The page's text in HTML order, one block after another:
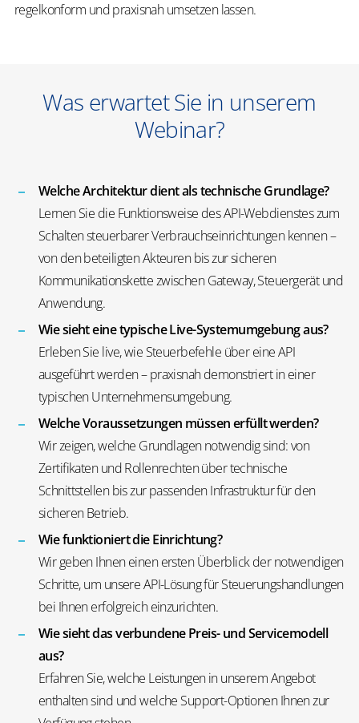
regelkonform und praxisnah umsetzen lassen.
Was erwartet Sie in unserem
Webinar?
Welche Architektur dient als technische Grundlage?
Lernen Sie die Funktionsweise des API-Webdienstes zum
Schalten steuerbarer Verbrauchseinrichtungen kennen –
von den beteiligten Akteuren bis zur sicheren
Kommunikationskette zwischen Gateway, Steuergerät und
Anwendung.
Wie sieht eine typische Live-Systemumgebung aus?
Erleben Sie live, wie Steuerbefehle über eine API
ausgeführt werden – praxisnah demonstriert in einer
typischen Unternehmensumgebung.
Welche Voraussetzungen müssen erfüllt werden?
Wir zeigen, welche Grundlagen notwendig sind: von
Zertifikaten und Rollenrechten über technische
Schnittstellen bis zur passenden Infrastruktur für den
sicheren Betrieb.
Wie funktioniert die Einrichtung?
Wir geben Ihnen einen ersten Überblick der notwendigen
Schritte, um unsere API-Lösung für Steuerungshandlungen
bei Ihnen erfolgreich einzurichten.
Wie sieht das verbundene Preis- und Servicemodell
aus?
Erfahren Sie, welche Leistungen in unserem Angebot
enthalten sind und welche Support-Optionen Ihnen zur